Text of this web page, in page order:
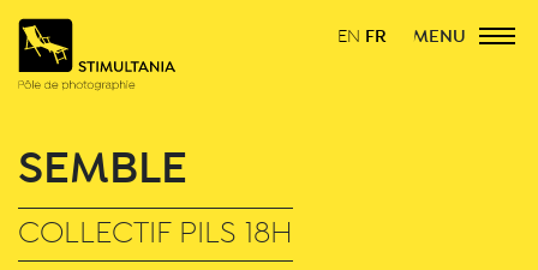
EN FR MENU
SEMBLE
COLLECTIF PILS 18H